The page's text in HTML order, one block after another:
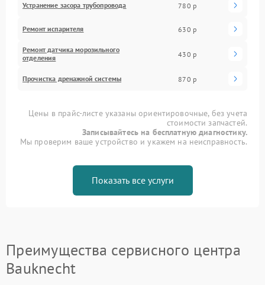
Устранение засора трубопровода 780 р
Ремонт испарителя 630 р
Ремонт датчика морозильного
отделения
430 р
Прочистка дренажной системы 870 р
Цены в прайс-листе указаны ориентировочные, без учета
стоимости запчастей.
Записывайтесь на бесплатную диагностику.
Мы проверим ваше устройство и укажем на неисправность.
Показать все услуги
Преимущества сервисного центра
Bauknecht